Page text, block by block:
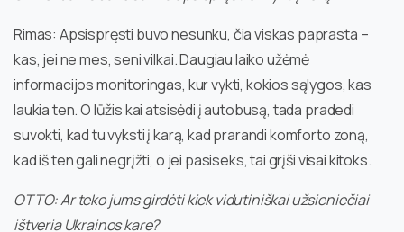
Rimas: Apsispręsti buvo nesunku, čia viskas paprasta –
kas, jei ne mes, seni vilkai. Daugiau laiko užėmė
informacijos monitoringas, kur vykti, kokios sąlygos, kas
laukia ten. O lūžis kai atsisėdi į autobusą, tada pradedi
suvokti, kad tu vyksti į karą, kad prarandi komforto zoną,
kad iš ten gali negrįžti, o jei pasiseks, tai grįši visai kitoks.
OTTO: Ar teko jums girdėti kiek vidutiniškai užsieniečiai
ištveria Ukrainos kare?